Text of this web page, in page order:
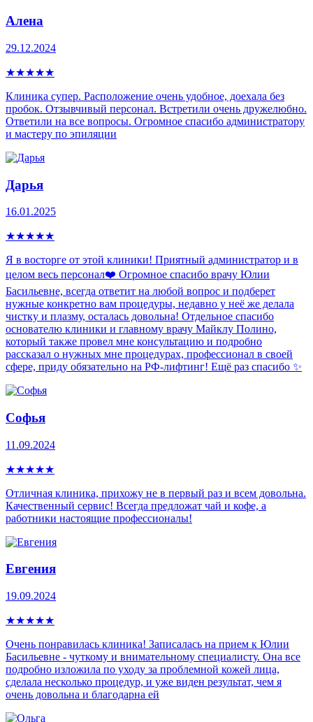
Алена
29.12.2024
★★★★★
Клиника супер. Расположение очень удобное, доехала без
пробок. Отзывчивый персонал. Встретили очень дружелюбно.
Ответили на все вопросы. Огромное спасибо администратору
и мастеру по эпиляции
Дарья
16.01.2025
★★★★★
Я в восторге от этой клиники! Приятный администратор и в
целом весь персонал❤️ Огромное спасибо врачу Юлии
Басильевне, всегда ответит на любой вопрос и подберет
нужные конкретно вам процедуры, недавно у неё же делала
чистку и плазму, осталась довольна! Отдельное спасибо
основателю клиники и главному врачу Майклу Полино,
который также провел мне консультацию и подробно
рассказал о нужных мне процедурах, профессионал в своей
сфере, приду обязательно на РФ-лифтинг! Ещё раз спасибо ✨
Софья
11.09.2024
★★★★★
Отличная клиника, прихожу не в первый раз и всем довольна.
Качественный сервис! Всегда предложат чай и кофе, а
работники настоящие профессионалы!
Евгения
19.09.2024
★★★★★
Очень понравилась клиника! Записалась на прием к Юлии
Басильевне - чуткому и внимательному специалисту. Она все
подробно изложила по уходу за проблемной кожей лица,
сделала несколько процедур, и уже виден результат, чем я
очень довольна и благодарна ей